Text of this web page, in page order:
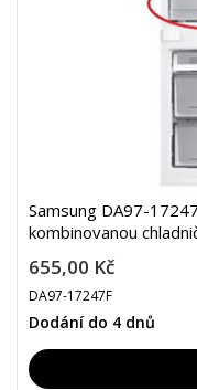
Samsung DA97-
kombinovanou
655,00 Kč
DA97-17247F
Dodání do 4 dnů